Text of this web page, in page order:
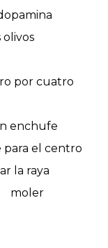
por cuatro
enchufe
para el centro
la raya
moler